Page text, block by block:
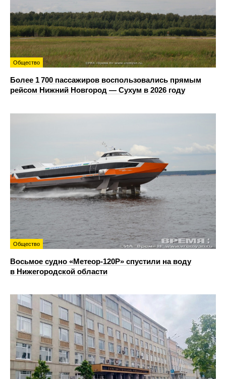
Общество
Более 1 700 пассажиров воспользовались прямым
рейсом Нижний Новгород — Сухум в 2026 году
Общество
Восьмое судно «Метеор-120Р» спустили на воду
в Нижегородской области